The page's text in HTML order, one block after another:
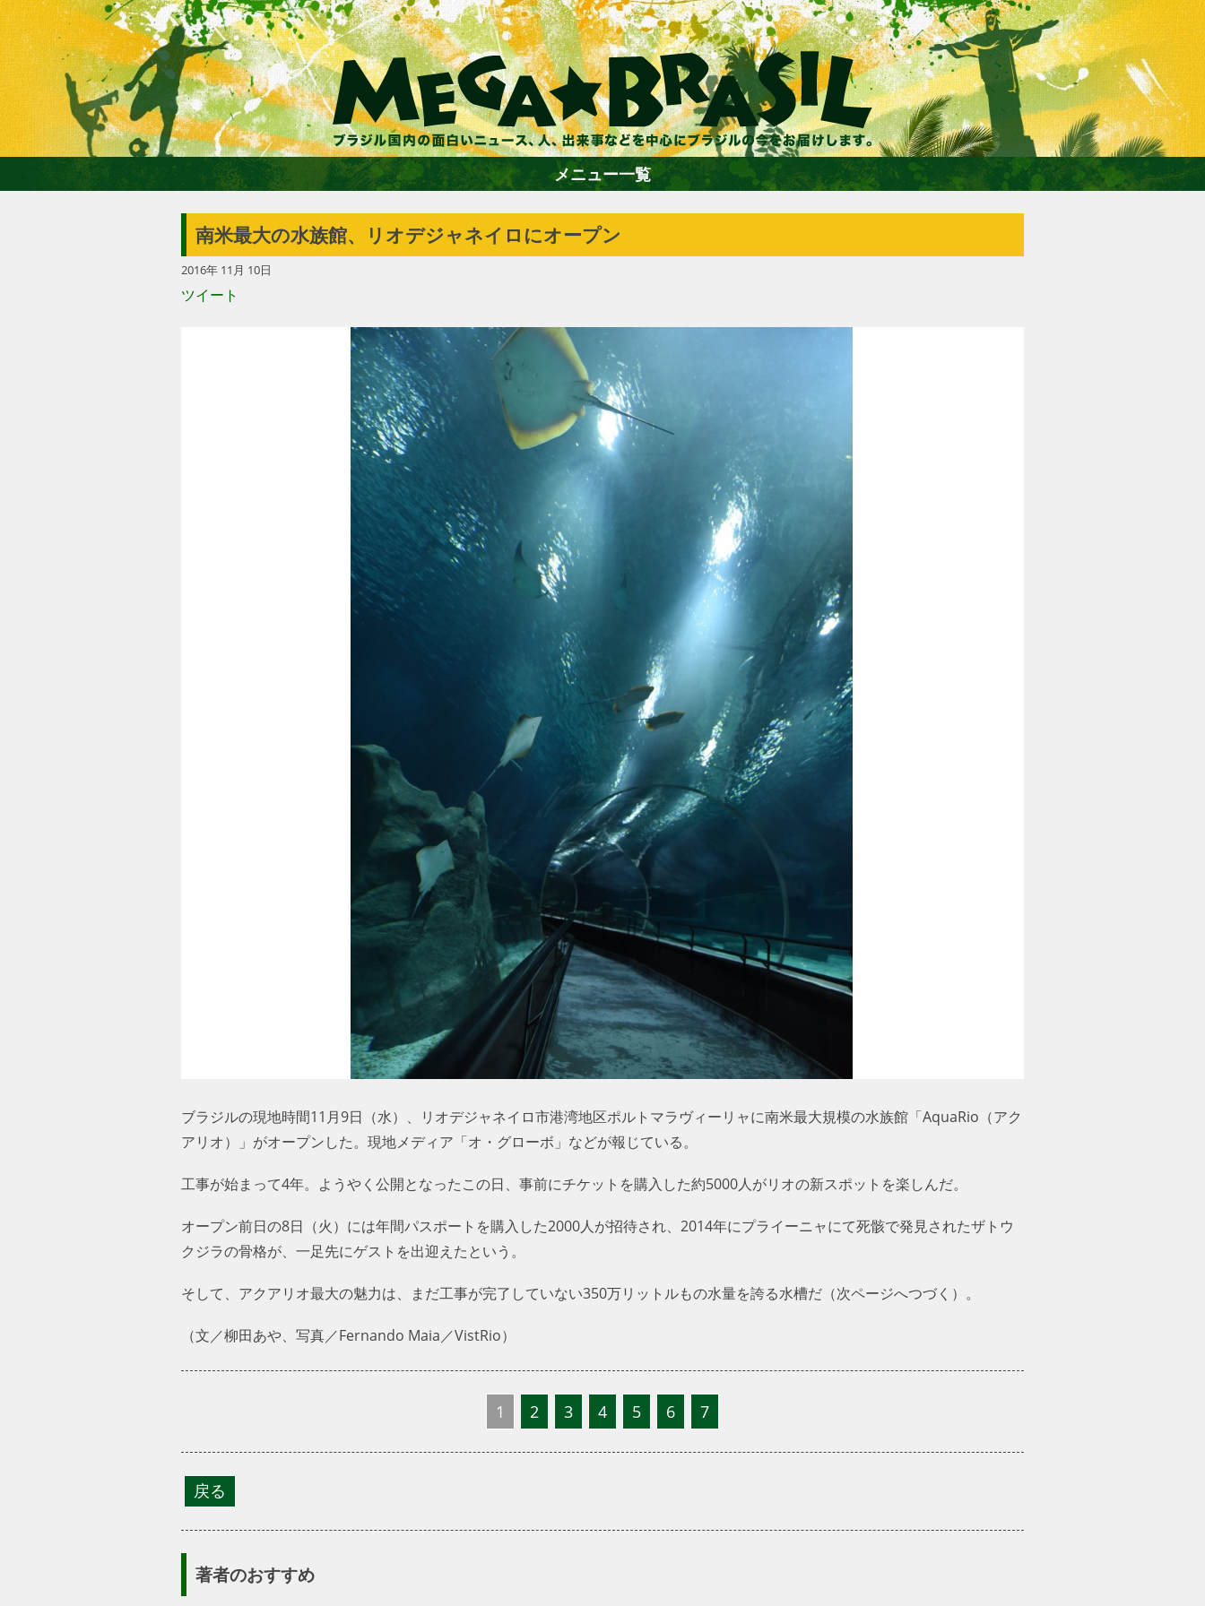
ホーム
エンターテイメント
グルメ
トラベル
サッカー
PEOPLE
ビジネス
コラム
メニュー一覧
南米最大の水族館、リオデジャネイロにオープン
2016年 11月 10日
ツイート
ブラジルの現地時間11月9日（水）、リオデジャネイロ市港湾地区ポルトマラヴィーリャに南米最大規模の水族館「AquaRio（アク
アリオ）」がオープンした。現地メディア「オ・グローボ」などが報じている。
工事が始まって4年。ようやく公開となったこの日、事前にチケットを購入した約5000人がリオの新スポットを楽しんだ。
オープン前日の8日（火）には年間パスポートを購入した2000人が招待され、2014年にプライーニャにて死骸で発見されたザトウ
クジラの骨格が、一足先にゲストを出迎えたという。
そして、アクアリオ最大の魅力は、まだ工事が完了していない350万リットルもの水量を誇る水槽だ（次ページへつづく）。
（文／柳田あや、写真／Fernando Maia／VistRio）
1 2 3 4 5 6 7
著者のおすすめ